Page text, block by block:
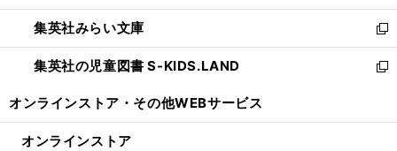
開
く
ウ
で
開
く
ン
ド
ウ
で
ウ
ィ
ン
ド
開
集英社みらい文庫
新
し
い
ン
集英社の児童図書 S-KIDS.LAND
新
ウ
オンラインストア・ その他WEBサービス
オンラインストア